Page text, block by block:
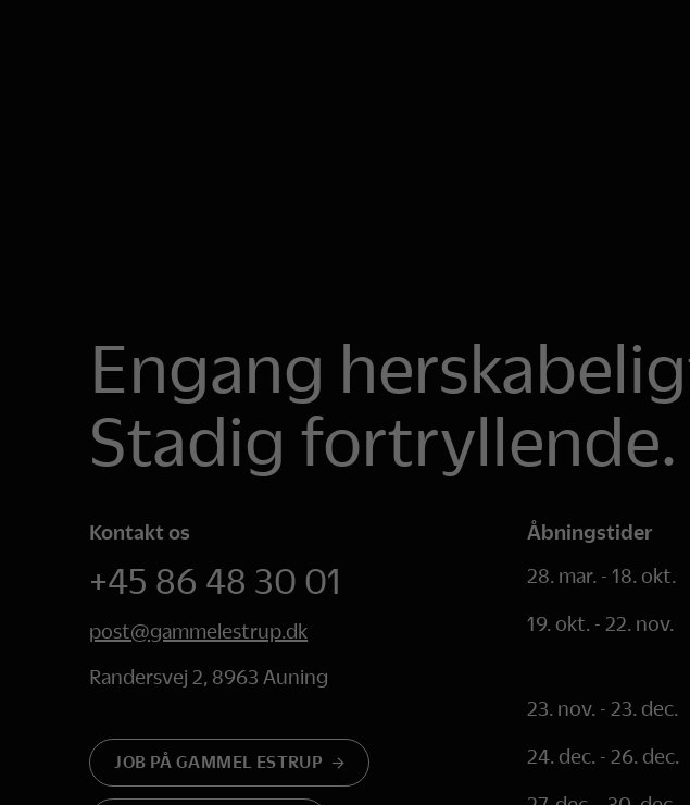
Engang
Stadig fortryllende.
Kontakt os
+45 86 48 30 01
post@gammelestrup.dk
Randersvej 2, 8963 Auning
JOB PÅ GAMMEL ESTRUP
Åbningstider
28. mar. - 18. okt.
19. okt. - 22. nov.
23. nov. - 23. dec.
24. dec. - 26. dec.